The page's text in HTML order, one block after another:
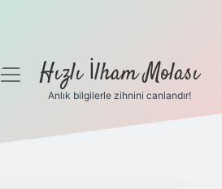
menüyüHızlı İlham Molası
Anlık bilgilerle zihnini canlandır!